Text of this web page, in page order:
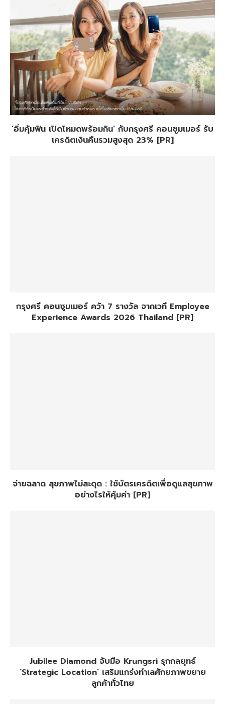
‘อิ่มคุ้มฟิน เปิดโหมดพร้อมกิน’ กับกรุงศรี คอนซูมเมอร์ รับ
เครดิตเงินคืนรวมสูงสุด 23% [PR]
กรุงศรี คอนซูมเมอร์ คว้า 7 รางวัล จากเวที Employee
Experience Awards 2026 Thailand [PR]
จ่ายฉลาด สุขภาพไม่สะดุด : ใช้บัตรเครดิตเพื่อดูแลสุขภาพ
อย่างไรให้คุ้มค่า [PR]
Jubilee Diamond จับมือ Krungsri รุกกลยุทธ์
‘Strategic Location’ เสริมแกร่งทำเลศักยภาพขยาย
ลูกค้าทั่วไทย